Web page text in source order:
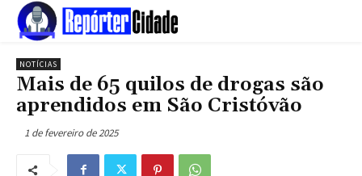
NOTÍCIAS
Mais de 65 quilos de drogas são
aprendidos em São Cristóvão
1 de fevereiro de 2025